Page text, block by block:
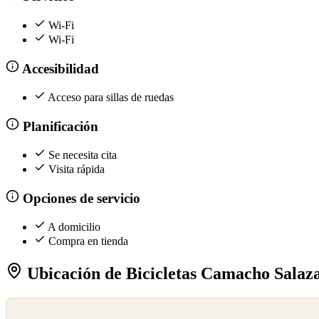
Wi-Fi
Wi-Fi
Accesibilidad
Acceso para sillas de ruedas
Planificación
Se necesita cita
Visita rápida
Opciones de servicio
A domicilio
Compra en tienda
Ubicación de Bicicletas Camacho